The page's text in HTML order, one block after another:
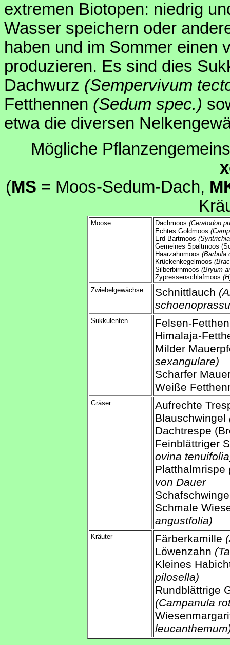
extremen Biotopen: niedrig
Wasser speichern oder
haben und im Sommer einen
produzieren. Es sind dies
Dachwurz (Sempervivum
Fetthennen (Sedum spec.)
etwa die diversen
Mögliche
(MS = Moos-Sedum-Dach,
Moose Dachmoos (Ceratodon
Echtes Goldmoos
Erd-Bartmoos
Gemeines Spaltmoos
Haarzahnmoos (Barbula
Krückenkegelmoos
Silberbirnmoos (Bryum
Zypressenschlafmoos
Zwiebelgewächse
Schnittlauch
Sukkulenten
Felsen-
Himalaja-
Milder
sexangulare)
Scharfer
Weiße
Gräser
Aufrechte
Blauschwingel
Dachtrespe
Feinblättriger
ovina
Platthalmrispe
von Dauer
Schmale
angustfolia)
Kräuter Färberkamille
Löwenzahn
Kleines
pilosella)
Rundblättrige
(Campanula